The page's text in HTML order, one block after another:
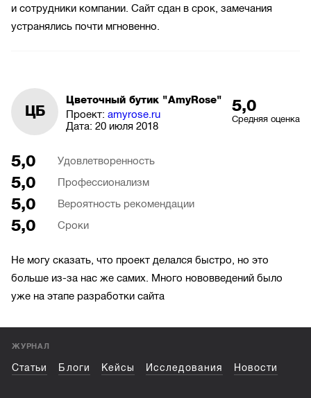
и сотрудники компании. Сайт сдан в срок, замечания
устранялись почти мгновенно.
ЦБ
Цветочный бутик "AmyRose"
Проект: amyrose.ru
Дата: 20 июля 2018
5,0
Средняя оценка
5,0 Удовлетворенность
5,0 Профессионализм
5,0 Вероятность рекомендации
5,0 Сроки
Не могу сказать, что проект делался быстро, но это
больше из-за нас же самих. Много нововведений было
уже на этапе разработки сайта
ЖУРНАЛ
Статьи Блоги Кейсы Исследования Новости